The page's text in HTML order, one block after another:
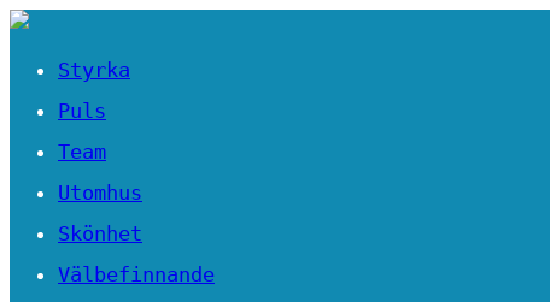
Styrka
Puls
Team
Utomhus
Skönhet
Välbefinnande